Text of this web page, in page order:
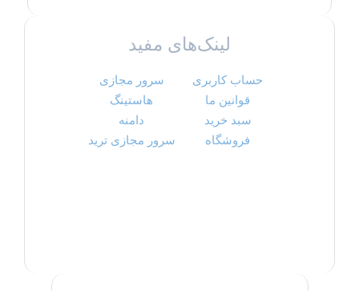
لینک‌های مفید
حساب کاربری
قوانین ما
سبد خرید
فروشگاه
سرور مجازی
هاستینگ
دامنه
سرور مجازی ترید